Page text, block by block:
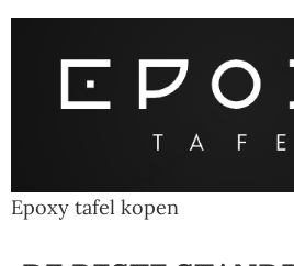
Epoxy tafel kopen